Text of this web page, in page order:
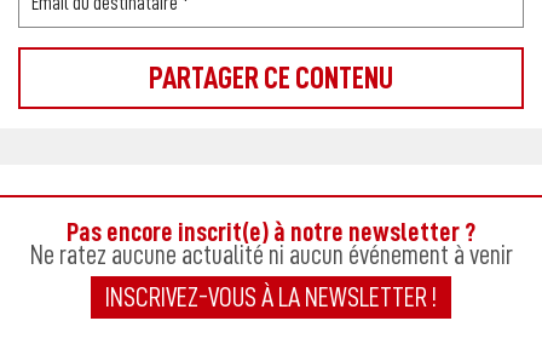
Pas encore inscrit(e) à notre newsletter ?
Ne ratez aucune actualité ni aucun événement à venir
INSCRIVEZ-VOUS À LA NEWSLETTER !